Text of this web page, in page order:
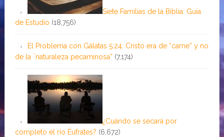
Siete Familias de la Biblia: Guía
de Estudio (18,756)
El Problema con Gálatas 5:24: Cristo era de “carne” y no
de la ¨naturaleza pecaminosa” (7,174)
¿Cuándo se secará por
completo el río Éufrates? (6,672)